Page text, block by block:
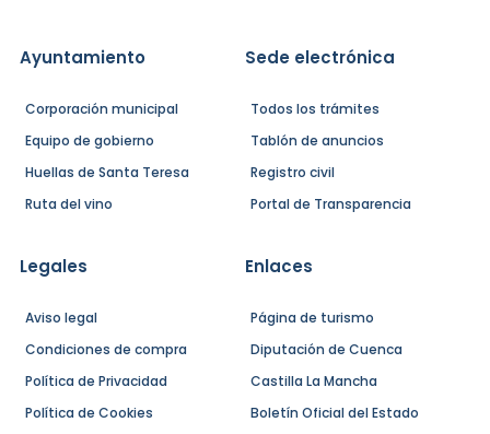
Ayuntamiento
Corporación municipal
Equipo de gobierno
Huellas de Santa Teresa
Ruta del vino
Sede electrónica
Todos los trámites
Tablón de anuncios
Registro civil
Portal de Transparencia
Legales
Aviso legal
Condiciones de compra
Política de Privacidad
Política de Cookies
Enlaces
Página de turismo
Diputación de Cuenca
Castilla La Mancha
Boletín Oficial del Estado